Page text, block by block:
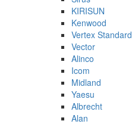
KIRISUN
Kenwood
Vertex Standard
Vector
Alinco
Icom
Midland
Yaesu
Albrecht
Alan